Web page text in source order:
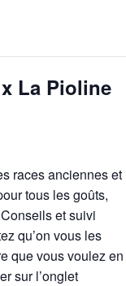
La Pioline
races anciennes et
tous les goûts,
et suivi
qu’on vous les
que vous voulez en
sur l’onglet